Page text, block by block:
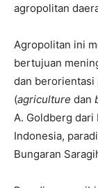
agropolitan
Agropolitan ini
bertujuan
dan berorientasi
(agriculture dan
A. Goldberg dari
Indonesia,
Bungaran